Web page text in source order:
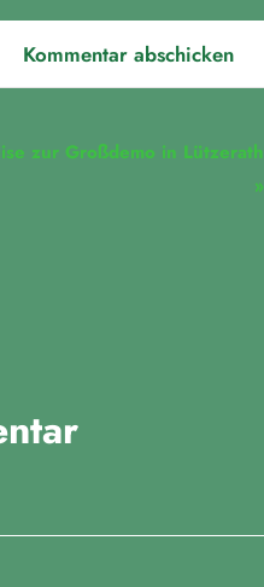
zur Großdemo in Lützerath
»